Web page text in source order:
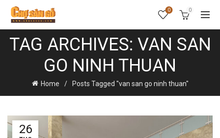
0 0
TAG ARCHIVES: VAN SAN
GO NINH THUAN
Home Posts Tagged "van san go ninh thuan"
26